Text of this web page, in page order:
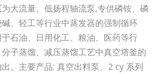
为大流量、低扬程轴流泵,专供磷铵、磷
、轻工等行业中蒸发器的强制循环
于石油、日用化工、粮油、医药等行
子蒸馏、减压蒸馏工艺中真空塔釜的
。主要产品: 真空出料泵、2 cy 系列